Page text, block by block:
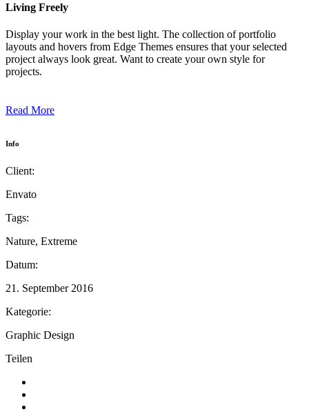
Living Freely
Display your work in the best light. The collection of portfolio
layouts and hovers from Edge Themes ensures that your selected
project always look great. Want to create your own style for
projects.
Read More
Info
Client:
Envato
Tags:
Nature, Extreme
Datum:
21. September 2016
Kategorie:
Graphic Design
Teilen